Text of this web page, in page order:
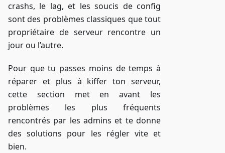
crashs, le lag, et les soucis de config
sont des problèmes classiques que tout
propriétaire de serveur rencontre un
jour ou l’autre.
Pour que tu passes moins de temps à
réparer et plus à kiffer ton serveur,
cette section met en avant les
problèmes les plus fréquents
rencontrés par les admins et te donne
des solutions pour les régler vite et
bien.